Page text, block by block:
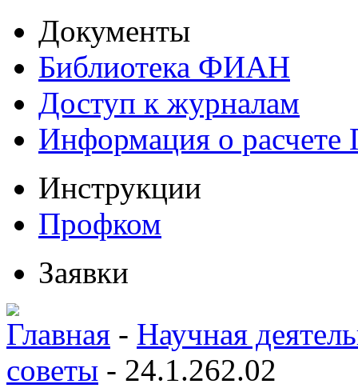
Документы
Библиотека ФИАН
Доступ к журналам
Информация о
Инструкции
Профком
Заявки
Главная - Научная
советы - 24.1.262.02